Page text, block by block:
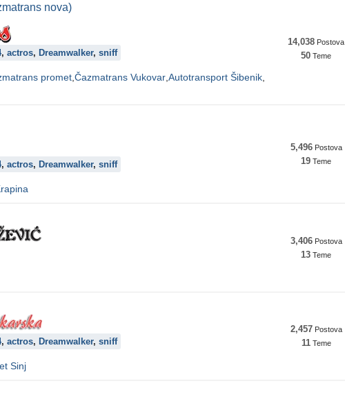
nova)
, actros, Dreamwalker, sniff
promet Čazmatrans Vukovar Autotransport Šibenik
14,038 Postova
50 Teme
, actros, Dreamwalker, sniff
5,496Postova
19 Teme
3,406Postova
13 Teme
, actros, Dreamwalker, sniff
Sinj
2,457Postova
11Teme